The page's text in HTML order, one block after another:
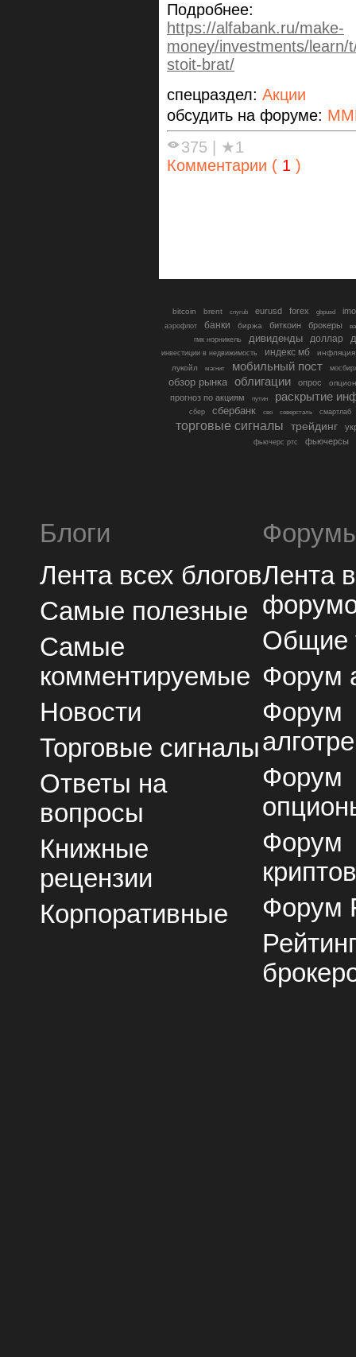
Подробнее:
https://alfabank.ru/make-
money/investments/
stoit-brat/
спецраздел: Акции
обсудить на форуме:
375 | ★1
Комментарии ( 1 )
bitcoin brent cnyrub eurusd forex gbpusd
аэрофлот банки биржа биткоин брокеры
гмк норникель
дивиденды доллар
инвестиции в недвижимость индекс мб
инфляция
лукойл
магнит мобильный пост
обзор рынка облигации опрос
прогноз по акциям путин раскрытие
сбер сбербанк сво северсталь смартлаб
торговые сигналы трейдинг
фьючерс ртс фьючерсы
Блоги
Лента всех блогов
Самые полезные
Самые
комментируемые
Новости
Торговые сигналы
Ответы на
вопросы
Книжные
рецензии
Корпоративные
Лента
Общие
Форум
Форум
Форум
Форум
Форум